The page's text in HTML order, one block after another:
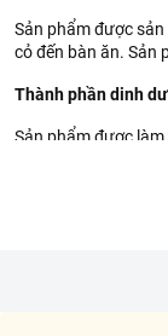
Sản phẩm được
cỏ đến bàn ăn. Sản
Thành phần dinh
Sản phẩm được
Sữa Tươi Tiệt